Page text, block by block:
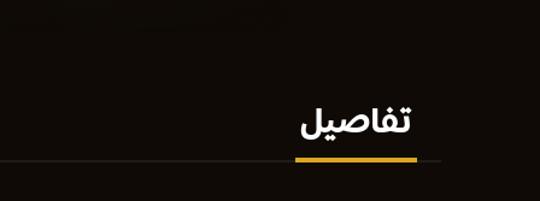
تفاصيل